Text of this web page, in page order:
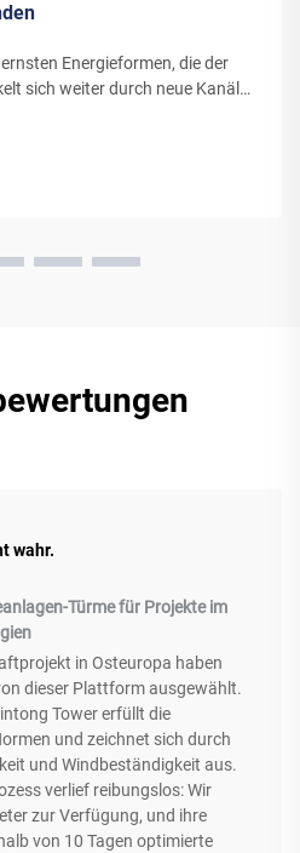
Energieformen, die der
sich weiter durch neue Kanäle
wahr.
Türme für Projekte im
in Osteuropa haben
dieser Plattform ausgewählt.
Tower erfüllt die
und zeichnet sich durch
und Windbeständigkeit aus.
verlief reibungslos: Wir
zur Verfügung, und ihre
von 10 Tagen optimierte